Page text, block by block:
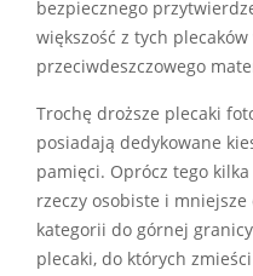
bezpiecznego
większość z tych
przeciwdeszczowego
Trochę droższe plecaki
posiadają dedykowane
pamięci. Oprócz tego
rzeczy osobiste i
kategorii do górnej
plecaki, do których